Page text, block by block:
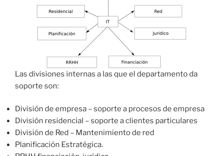
Las divisiones internas a las que el departamento da
soporte son:
División de empresa – soporte a procesos de empresa
División residencial – soporte a clientes particulares
División de Red – Mantenimiento de red
Planificación Estratégica.